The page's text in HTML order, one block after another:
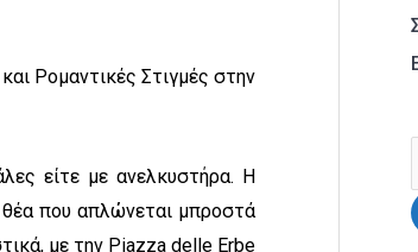
είτε με ανελκυστήρα. Η
θέα που απλώνεται μπροστά
με την Piazza delle Erbe